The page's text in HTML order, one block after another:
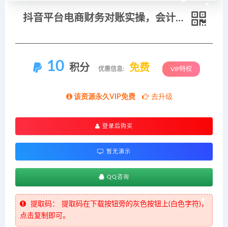
抖音平台电商财务对账实操，会计小白也能看懂的
10 积分 优惠信息: 免费 VIP特权
该资源永久VIP免费 去升级
登录后购买
暂无演示
QQ咨询
提取码：
提取码在下载按钮旁的灰色按钮上(白色字符)，
点击复制即可。